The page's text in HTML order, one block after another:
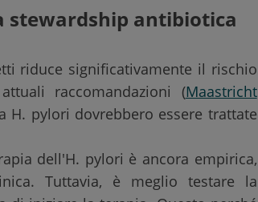
stewardship antibiotica
riduce significativamente il rischio
raccomandazioni (Maastricht
H. pylori dovrebbero essere trattate
dell'H. pylori è ancora empirica,
Tuttavia, è meglio testare la